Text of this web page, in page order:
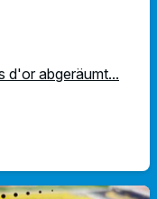
d'or abgeräumt...